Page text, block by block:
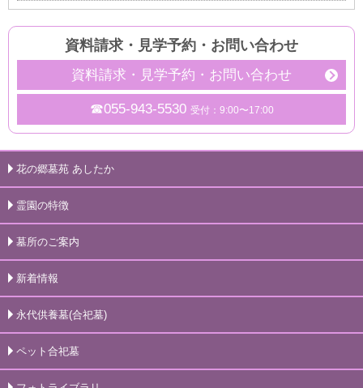
資料請求・見学予約 ・ お問い合わせ
資料請求・見学予約・お問い合わせ
☎055-943-5530 受付：9:00〜17:00
花の郷墓苑 あしたか
霊園の特徴
墓所のご案内
新着情報
永代供養墓(合祀墓)
ペット合祀墓